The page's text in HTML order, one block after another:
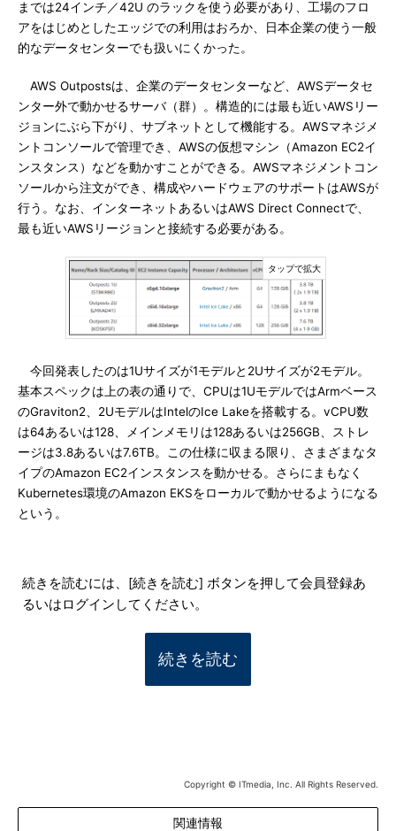
までは24インチ／42U のラックを使う必要があり、工場のフロ
アをはじめとしたエッジでの利用はおろか、日本企業の使う一般
的なデータセンターでも扱いにくかった。
AWS Outpostsは、企業のデータセンターなど、AWSデータセ
ンター外で動かせるサーバ（群）。構造的には最も近いAWSリー
ジョンにぶら下がり、サブネットとして機能する。AWSマネジメ
ントコンソールで管理でき、AWSの仮想マシン（Amazon EC2イ
ンスタンス）などを動かすことができる。AWSマネジメントコン
ソールから注文ができ、構成やハードウェアのサポートはAWSが
行う。なお、インターネットあるいはAWS Direct Connectで、
最も近いAWSリージョンと接続する必要がある。
今回発表したのは1Uサイズが1モデルと2Uサイズが2モデル。
基本スペックは上の表の通りで、CPUは1UモデルではArmベース
のGraviton2、2UモデルはIntelのIce Lakeを搭載する。vCPU数
は64あるいは128、メインメモリは128あるいは256GB、ストレ
ージは3.8あるいは7.6TB。この仕様に収まる限り、さまざまなタ
イプのAmazon EC2インスタンスを動かせる。さらにまもなく
Kubernetes環境のAmazon EKSをローカルで動かせるようになる
という。
続きを読むには、[続きを読む] ボタンを押して会員登録あ
るいはログインしてください。
続きを読む
Copyright © ITmedia, Inc. All Rights Reserved.
関連情報